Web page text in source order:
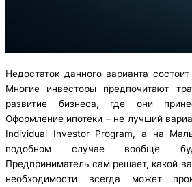
Недостаток данного варианта
Многие инвесторы предпочитают
развитие бизнеса, где они
Оформление ипотеки – не лучший
Individual Investor Program, а на
подобном случае вообще
Предприниматель сам решает, какой
необходимости всегда может